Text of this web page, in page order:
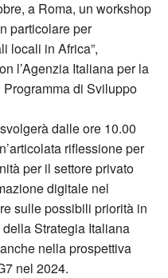
a Roma, un workshop
particolare per
locali in Africa”,
l’Agenzia Italiana per la
di Sviluppo
dalle ore 10.00
riflessione per
per il settore privato
digitale nel
sulle possibili priorità in
Strategia Italiana
nella prospettiva
nel 2024.